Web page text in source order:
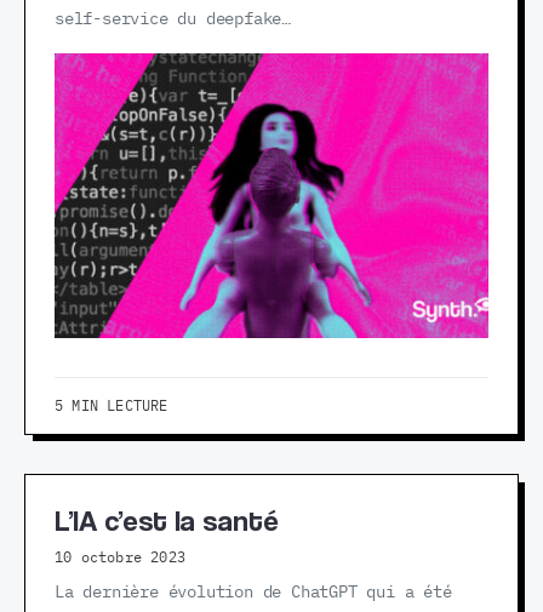
self-service du deepfake…
5 MIN LECTURE
L’IA c’est la santé
10 octobre 2023
La dernière évolution de ChatGPT qui a été